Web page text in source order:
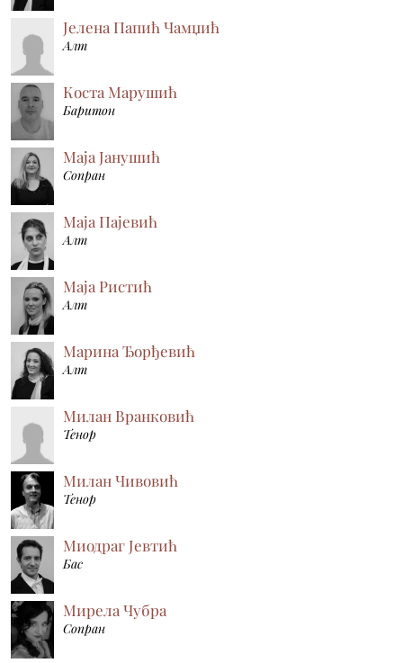
Јелена Папић Чамџић
Алт
Коста Марушић
Баритон
Маја Јанушић
Сопран
Маја Пајевић
Алт
Маја Ристић
Алт
Марина Ђорђевић
Алт
Милан Вранковић
Тенор
Милан Чивовић
Тенор
Миодраг Јевтић
Бас
Мирела Чубра
Сопран